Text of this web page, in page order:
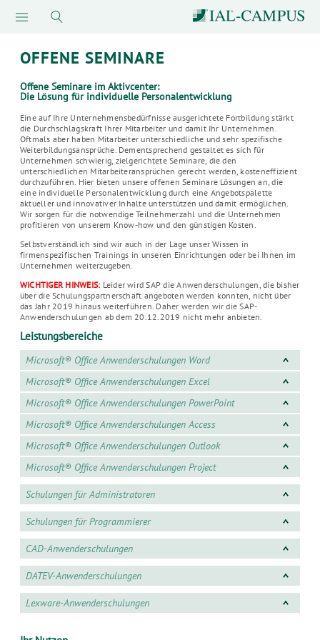
OFFENE SEMINARE
Offene Seminare im Aktivcenter:
Die Lösung für individuelle Personalentwicklung
Eine auf Ihre Unternehmensbedürfnisse ausgerichtete Fortbildung stärkt
die Durchschlagskraft Ihrer Mitarbeiter und damit Ihr Unternehmen.
Oftmals aber haben Mitarbeiter unterschiedliche und sehr spezifische
Weiterbildungsansprüche. Dementsprechend gestaltet es sich für
Unternehmen schwierig, zielgerichtete Seminare, die den
unterschiedlichen Mitarbeiteransprüchen gerecht werden, kosteneffizient
durchzuführen. Hier bieten unsere offenen Seminare Lösungen an, die
eine individuelle Personalentwicklung durch eine Angebotspalette
aktueller und innovativer Inhalte unterstützen und damit ermöglichen.
Wir sorgen für die notwendige Teilnehmerzahl und die Unternehmen
profitieren von unserem Know-how und den günstigen Kosten.
Selbstverständlich sind wir auch in der Lage unser Wissen in
firmenspezifischen Trainings in unseren Einrichtungen oder bei Ihnen im
Unternehmen weiterzugeben.
WICHTIGER HINWEIS: Leider wird SAP die Anwenderschulungen, die bisher
über die Schulungspartnerschaft angeboten werden konnten, nicht über
das Jahr 2019 hinaus weiterführen. Daher werden wir die SAP-
Anwenderschulungen ab dem 20.12.2019 nicht mehr anbieten.
Leistungsbereiche
Microsoft® Office Anwenderschulungen Word
Microsoft® Office Anwenderschulungen Excel
Microsoft® Office Anwenderschulungen PowerPoint
Microsoft® Office Anwenderschulungen Access
Microsoft® Office Anwenderschulungen Outlook
Microsoft® Office Anwenderschulungen Project
Schulungen für Administratoren
Schulungen für Programmierer
CAD-Anwenderschulungen
DATEV-Anwenderschulungen
Lexware-Anwenderschulungen